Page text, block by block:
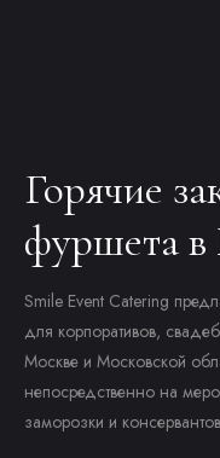
Горячие
фуршета в
Smile Event Catering
для корпоративов,
Москве и Московской
непосредственно на
заморозки и